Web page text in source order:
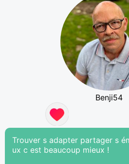
Benji54
Trouver s adapter partager s
ux c est beaucoup mieux !